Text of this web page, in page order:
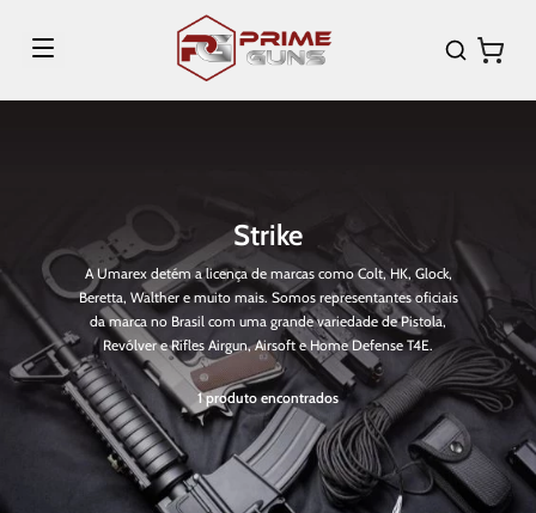
Strike
A Umarex detém a licença de marcas como Colt, HK, Glock,
Beretta, Walther e muito mais. Somos representantes oficiais
da marca no Brasil com uma grande variedade de Pistola,
Revólver e Rifles Airgun, Airsoft e Home Defense T4E.
1produto